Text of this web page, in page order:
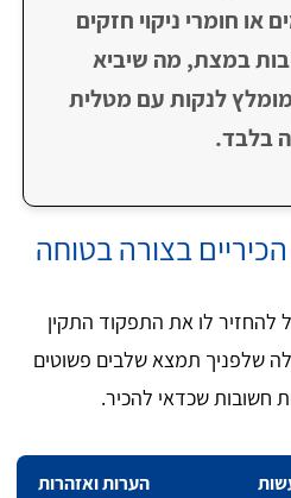
או חומרי ניקוי חזקים
במצת, מה שיביא
לנקות עם מטלית
בלבד.
בצורה בטוחה
להחזיר לו את התפקוד התקין
שלפניך תמצא שלבים פשוטים
חשובות שכדאי להכיר.
הערות ואזהרות